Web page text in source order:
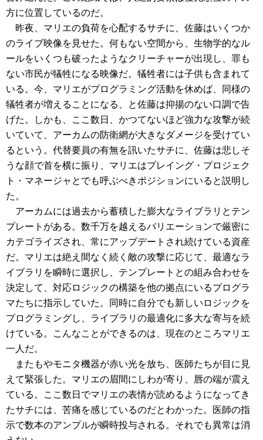
方に位置しているのだ。
昨夜、マリエの負荷を心配するサチに、佐藤はいくつか
のライブ映像を見せた。何もない空間から、生物学的なル
ールをいくつも破ったようなクリーチャーが出現し、罪も
ない市民が犠牲になる映像だ。犠牲者には子供も含まれて
いる。今、マリエがプログラミング活動を休めば、同様の
犠牲者が増えることになる、と佐藤は抑揚のない口調で告
げた。しかも、ここ数日、かつてないほど強力な攻撃が続
いていて、アーカムの防衛網が大きなダメージを受けてい
るという。代替要員の有無を訊いたサチに、佐藤は悲しそ
うな顔で首を横に振り、マリエはプレイング・プロジェク
ト・マネージャとでも呼ぶべきポジションにいると説明し
た。
アーカムには過去から蓄積した膨大なライブラリとテン
プレートがある。数千万を越えるバリエーションで厳密に
カテゴライズされ、常にアップデートされ続けている資産
だ。マリエは絶え間なく続く敵の攻撃に応じて、最適なラ
イブラリを瞬時に選択し、テンプレートとの組み合わせを
決定して、対応ロジックの構築を他の拠点にいるプログラ
マたちに指示していた。同時に自分でも新しいロジックを
プログラミングし、ライブラリの最適化に多大な寄与を続
けている。こんなことができるのは、現在のところマリエ
一人だ。
またもやモニタ機器が赤い光を放ち、医師たちが目に見
えて緊張した。マリエの眉間にしわが寄り、唇の端が震え
ている。ここ数日でマリエの表情が読めるようになってき
たサチには、苦痛を感じているのだとわかった。医師の指
示で数本のアンプルが瞬時投与される。それでも異常は消